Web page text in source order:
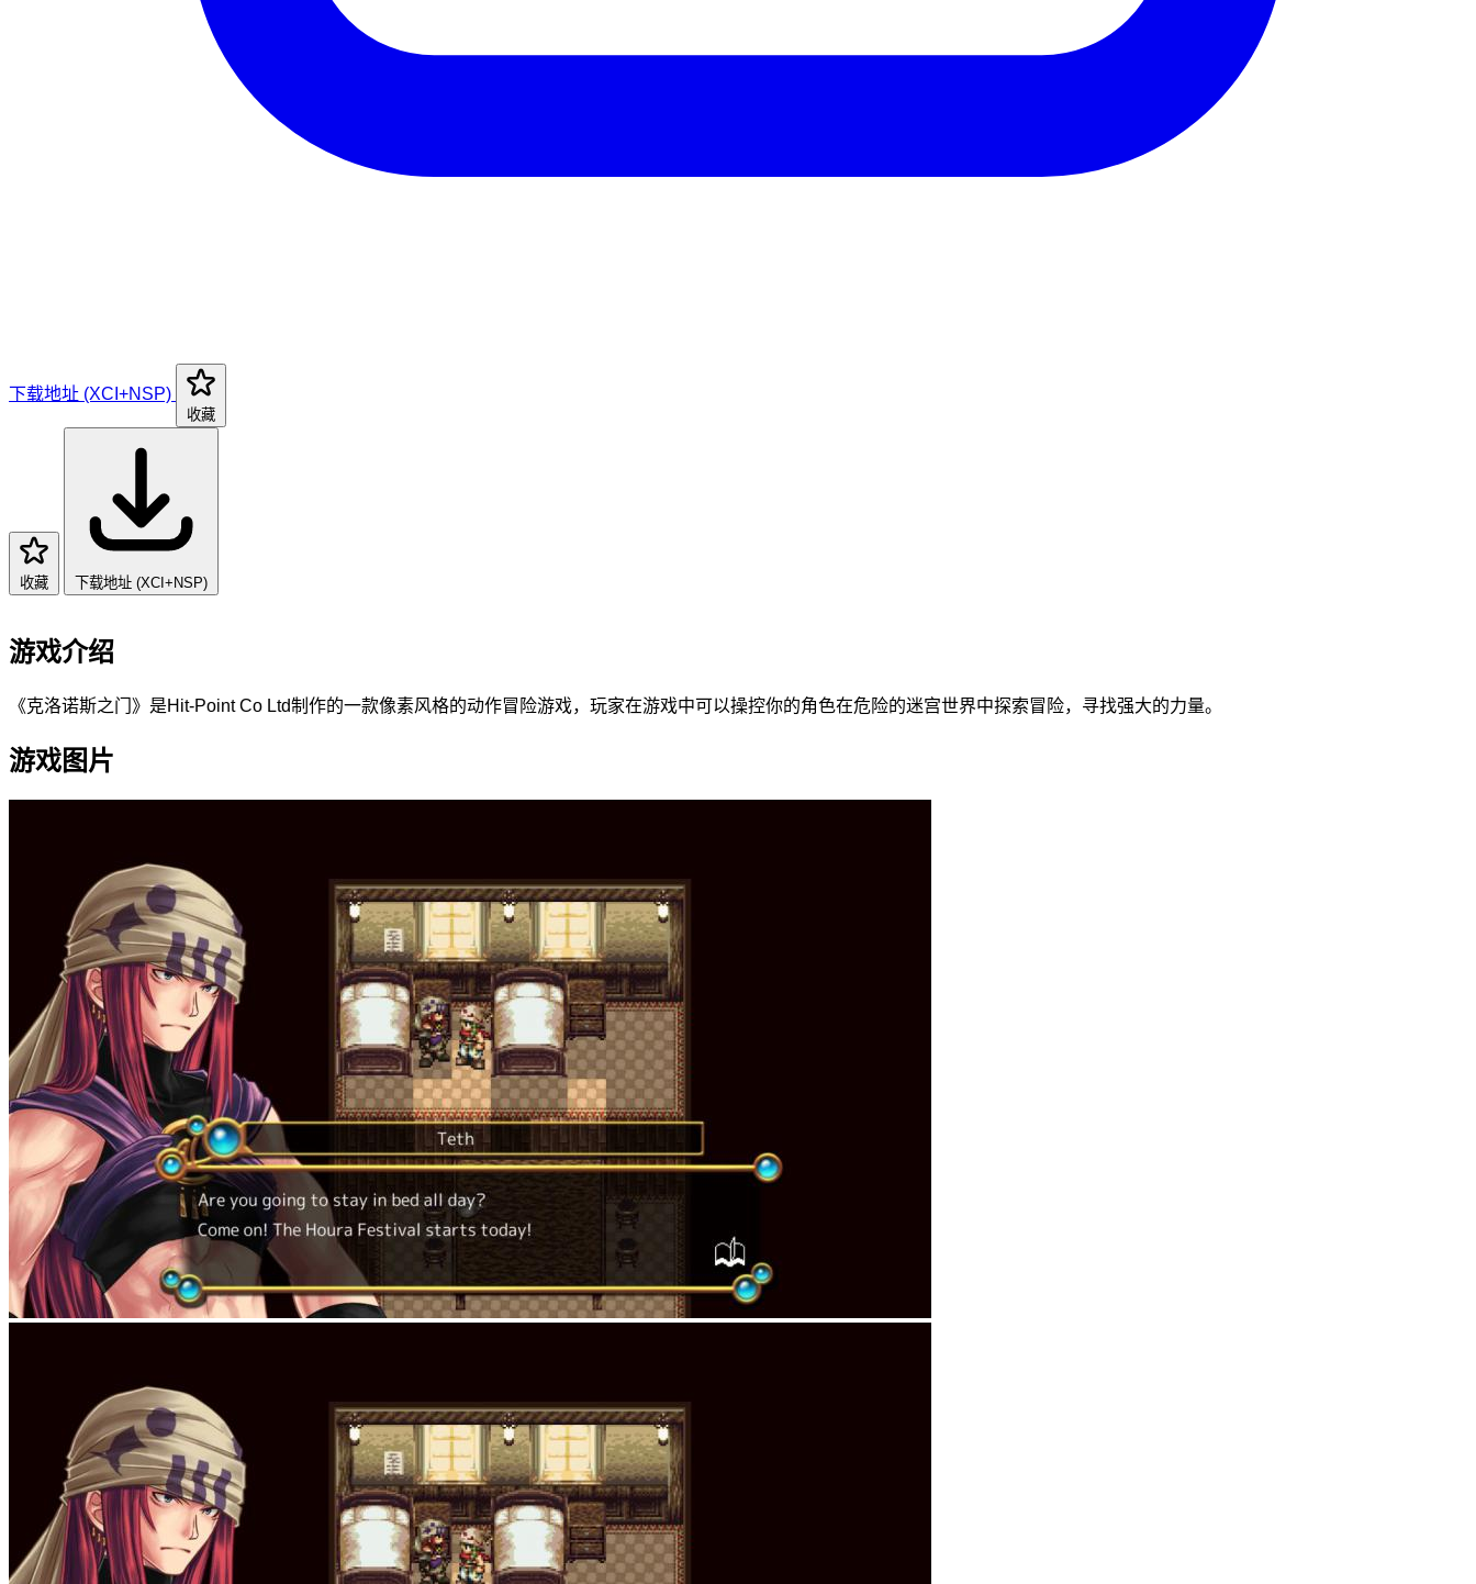
下载地址 (XCI+NSP)
收藏
收藏 下载地址 (XCI+NSP)
游戏介绍
《克洛诺斯之门》是Hit-Point Co Ltd制作的一款像素风格的动作冒险游戏，玩家在游戏中可以操控你的角色在危险的迷宫世界中探索冒险，寻找强大的力量。
游戏图片